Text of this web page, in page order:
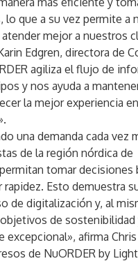
lo que a su vez permite a
mejor a nuestros
Edgren, directora de
agiliza el flujo de
y nos ayuda a
la mejor experiencia
una demanda cada vez
de la región nórdica de
tomar decisiones
Esto demuestra
de digitalización y, al
de
excepcional», afirma
de NuORDER by